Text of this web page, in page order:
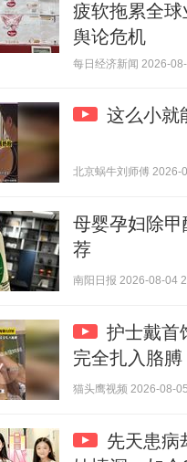
疲软拖累全
舆论危机
每日经济新闻 2026-
这么小就
北京蜗牛刘师傅 2026-
母婴孕妇除
荐
南阳日报 2026-08-04
护士戴首
完全扎入胳膊
猫头鹰视频 2026-08-
先天患病